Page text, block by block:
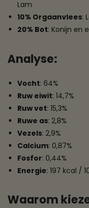
Lam
10% Orgaanvlees:
20% Bot: Konijn en
Analyse:
Vocht: 64%
Ruw eiwit: 14,7%
Ruw vet: 15,3%
Ruwe as: 2,8%
Vezels: 2,9%
Calcium: 0,87%
Fosfor: 0,44%
Energie: 197 kcal /
Waarom